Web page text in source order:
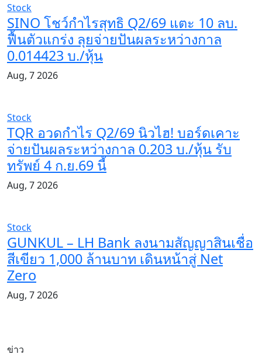
Stock
SINO โชว์กำไรสุทธิ Q2/69 แตะ 10 ลบ.
ฟื้นตัวแกร่ง ลุยจ่ายปันผลระหว่างกาล
0.014423 บ./หุ้น
Aug, 7 2026
Stock
TQR อวดกำไร Q2/69 นิวไฮ! บอร์ดเคาะ
จ่ายปันผลระหว่างกาล 0.203 บ./หุ้น รับ
ทรัพย์ 4 ก.ย.69 นี้
Aug, 7 2026
Stock
GUNKUL – LH Bank ลงนามสัญญาสินเชื่อ
สีเขียว 1,000 ล้านบาท เดินหน้าสู่ Net
Zero
Aug, 7 2026
ข่าว